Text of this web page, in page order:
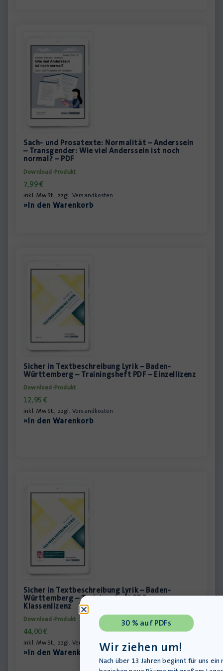
Sach- und Prosatexte: Normalität – Anderssein
– Transgender: Wie viel Anderssein ist noch
normal? – PDF
Download-Produkt
7,99€
inkl. MwSt., zzgl. Versandkosten
»In den Warenkorb
Sicher in Textbeschreibung Lyrik – Baden-
Württemberg – Trainingsheft PDF – Einzellizenz
Download-Produkt
12,95€
inkl. MwSt., zzgl. Versandkosten
»In den Warenkorb
Sicher in Textbeschreibung Lyrik – Baden-
Württemberg – Trainingsheft PDF –
Klassenlizenz
Download-Produkt
44,00€
inkl. MwSt., zzgl. Versandkosten
»In den Warenkorb
30 % auf PDFs
Wir ziehen um!
Nach über 13 Jahren beginnt für uns